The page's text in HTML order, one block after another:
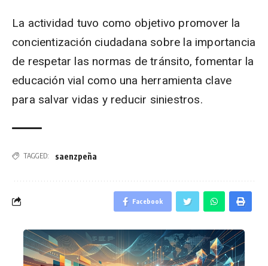
La actividad tuvo como objetivo promover la
concientización ciudadana sobre la importancia
de respetar las normas de tránsito, fomentar la
educación vial como una herramienta clave
para salvar vidas y reducir siniestros.
TAGGED: saenzpeña
Facebook